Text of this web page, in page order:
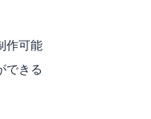
作可能
できる